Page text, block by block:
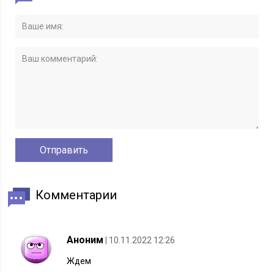
Комментарии
Аноним | 10.11.2022 12:26
Ждем